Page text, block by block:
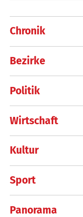
Chronik
Bezirke
Politik
Wirtschaft
Kultur
Sport
Panorama